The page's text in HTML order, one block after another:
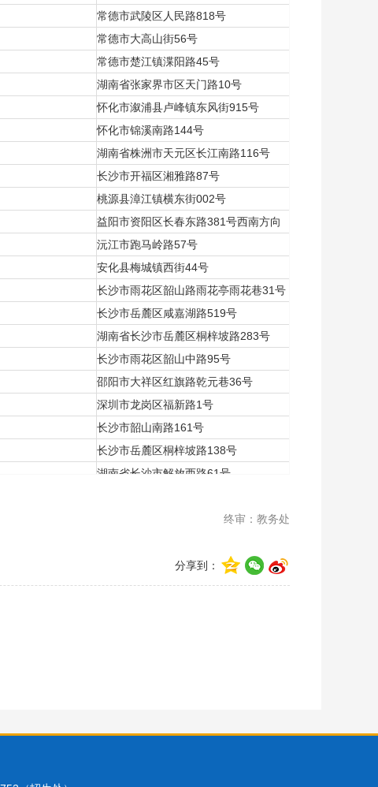
常德市武陵区人民路818号
常德市大高山街56号
常德市楚江镇渫阳路45号
湖南省张家界市区天门路10号
怀化市溆浦县卢峰镇东风街915号
怀化市锦溪南路144号
湖南省株洲市天元区长江南路116号
长沙市开福区湘雅路87号
桃源县漳江镇横东街002号
益阳市资阳区长春东路381号西南方向
沅江市跑马岭路57号
安化县梅城镇西街44号
长沙市雨花区韶山路雨花亭雨花巷31号
长沙市岳麓区咸嘉湖路519号
湖南省长沙市岳麓区桐梓坡路283号
长沙市雨花区韶山中路95号
邵阳市大祥区红旗路乾元巷36号
深圳市龙岗区福新路1号
长沙市韶山南路161号
长沙市岳麓区桐梓坡路138号
湖南省长沙市解放西路61号
长沙市天心区南托街道暮云工业园长沙金翔铜业有限公司
广东省广州市增城区新城大道703号
长沙市开福区湘春路53号
终审：教务处
分享到：